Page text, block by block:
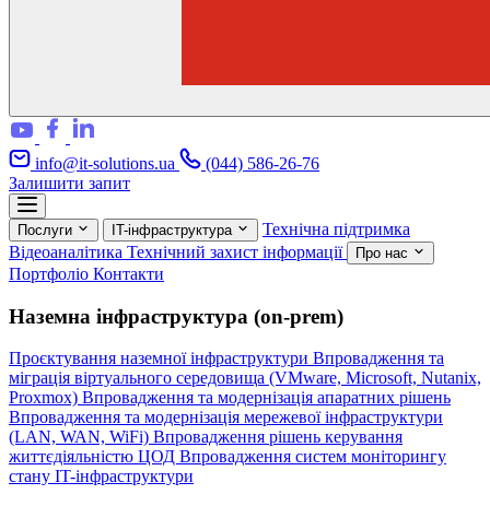
info@it-solutions.ua
(044) 586-26-76
Залишити запит
Послуги IT-інфраструктура
Технічна підтримка
Відеоаналітика Технічний захист інформації Про нас
Портфоліо Контакти
Наземна інфраструктура (on-prem)
Проєктування наземної інфраструктури Впровадження та
міграція віртуального середовища (VMware, Microsoft, Nutanix,
Proxmox) Впровадження та модернізація апаратних рішень
Впровадження та модернізація мережевої інфраструктури
(LAN, WAN, WiFi) Впровадження рішень керування
життєдіяльністю ЦОД Впровадження систем моніторингу
стану IT-інфраструктури